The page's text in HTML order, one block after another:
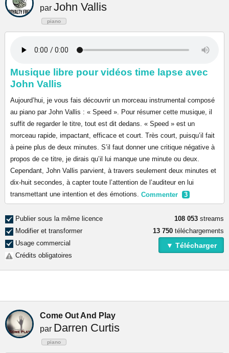
par John Vallis
piano
Musique libre pour vidéos time lapse avec
John Vallis
Aujourd’hui, je vous fais découvrir un morceau instrumental composé
au piano par John Vallis : « Speed ». Pour résumer cette musique, il
suffit de regarder le titre, tout est dit dedans. « Speed » est un
morceau rapide, impactant, efficace et court. Très court, puisqu’il fait
à peine plus de deux minutes. S’il faut donner une critique négative à
propos de ce titre, je dirais qu’il lui manque une minute ou deux.
Cependant, John Vallis parvient, à travers seulement deux minutes et
dix-huit secondes, à capter toute l’attention de l’auditeur en lui
transmettant une intention et des émotions. Commenter 3
Publier sous la même licence
Modifier et transformer
Usage commercial
Crédits obligatoires
108 053 streams
13 750 téléchargements
▼ Télécharger
Come Out And Play
par Darren Curtis
piano